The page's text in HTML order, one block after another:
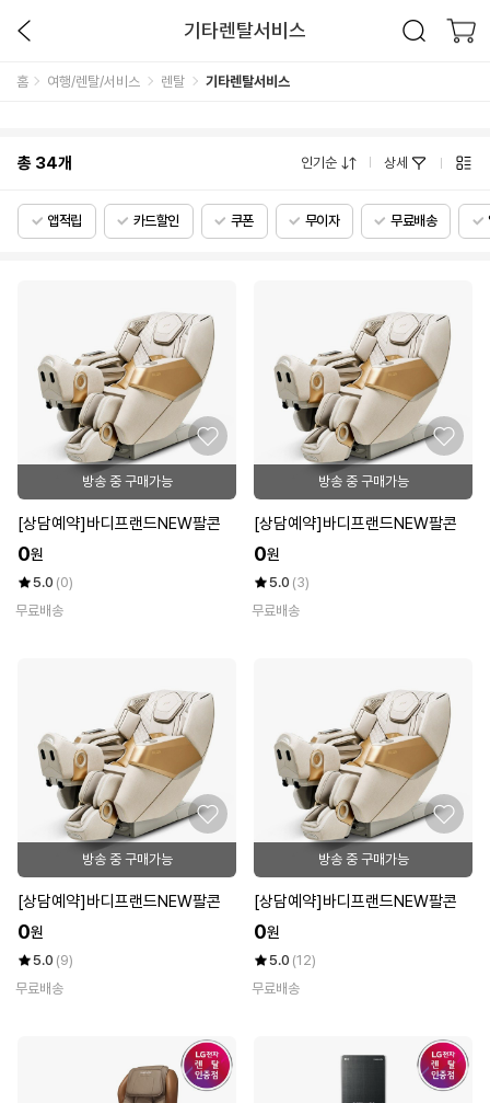
기타렌탈서비스
홈 여행/렌탈/서비스 렌탈 기타렌탈서비스
총 34개 인기순 상세
앱적립 카드할인 쿠폰 무이자 무료배송
방송 중 구매가능
[상담예약]바디프랜드NEW팔콘
0원
5.0 (0)
무료배송
방송 중 구매가능
[상담예약]바디프랜드NEW팔콘
0원
5.0 (3)
무료배송
방송 중 구매가능
[상담예약]바디프랜드NEW팔콘
0원
5.0 (9)
무료배송
방송 중 구매가능
[상담예약]바디프랜드NEW팔콘
0원
5.0 (12)
무료배송